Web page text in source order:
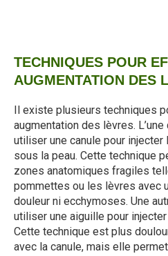
TECHNIQUES POUR
AUGMENTATION DES
Il existe plusieurs techniques
augmentation des lèvres.
utiliser une canule pour
sous la peau. Cette technique
zones anatomiques fragiles
pommettes ou les lèvres avec
douleur ni ecchymoses. Une
utiliser une aiguille pour
Cette technique est plus
avec la canule, mais elle